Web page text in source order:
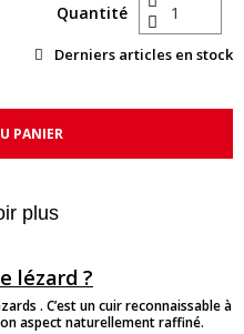
Quantité
Derniers articles en stock
PANIER
plus
lézard ?
. C’est un cuir reconnaissable à
aspect naturellement raffiné.